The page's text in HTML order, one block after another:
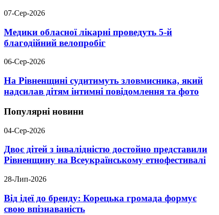
07-Сер-2026
Медики обласної лікарні проведуть 5-й
благодійний велопробіг
06-Сер-2026
На Рівненщині судитимуть зловмисника, який
надсилав дітям інтимні повідомлення та фото
Популярні новини
04-Сер-2026
Двоє дітей з інвалідністю достойно представили
Рівненщину на Всеукраїнському етнофестивалі
28-Лип-2026
Від ідеї до бренду: Корецька громада формує
свою впізнаваність